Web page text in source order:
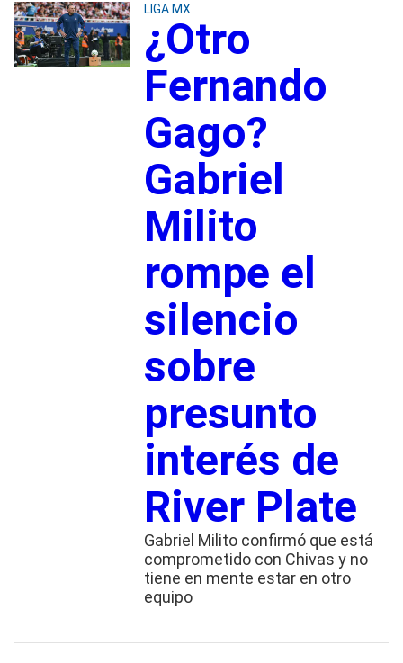
LIGA MX
¿Otro
Fernando
Gago?
Gabriel
Milito
rompe el
silencio
sobre
presunto
interés de
River Plate
Gabriel Milito confirmó que está
comprometido con Chivas y no
tiene en mente estar en otro
equipo